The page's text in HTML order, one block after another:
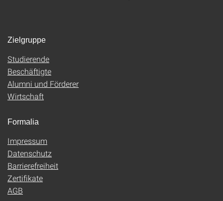
Zielgruppe
Studierende
Beschäftigte
Alumni und Förderer
Wirtschaft
Formalia
Impressum
Datenschutz
Barrierefreiheit
Zertifikate
AGB